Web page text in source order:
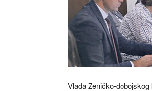
Vlada Zeničko-